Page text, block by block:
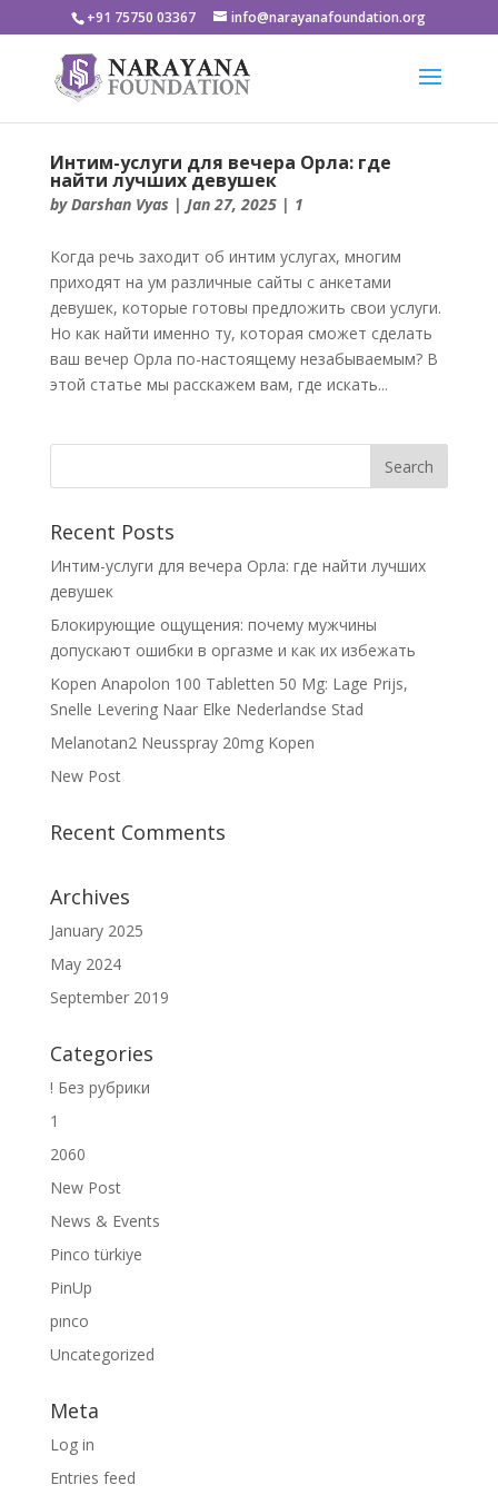
+91 75750 03367 info@narayanafoundation.org
Интим-услуги для вечера Орла: где
найти лучших девушек
byDarshan Vyas | Jan 27, 2025| 1
Когда речь заходит об интим услугах, многим
приходят на ум различные сайты с анкетами
девушек, которые готовы предложить свои услуги.
Но как найти именно ту, которая сможет сделать
ваш вечер Орла по-настоящему незабываемым? В
этой статье мы расскажем вам, где искать...
Recent Posts
Интим-услуги для вечера Орла: где найти лучших
девушек
Блокирующие ощущения: почему мужчины
допускают ошибки в оргазме и как их избежать
Kopen Anapolon 100 Tabletten 50 Mg: Lage Prijs,
Snelle Levering Naar Elke Nederlandse Stad
Melanotan2 Neusspray 20mg Kopen
New Post
Recent Comments
Archives
January 2025
May 2024
September 2019
Categories
! Без рубрики
1
2060
New Post
News & Events
Pinco türkiye
PinUp
pınco
Uncategorized
Meta
Log in
Entries feed